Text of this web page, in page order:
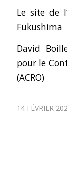
Le site de
Fukushima
David
pour le
(ACRO)
14 FÉVRIER